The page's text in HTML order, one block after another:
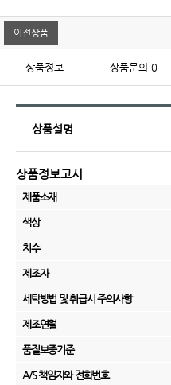
이전상품
상품정보 상품문의 0
상품설명
상품정보고시
제품소재
색상
치수
제조자
세탁방법 및 취급시 주의사항
제조연월
품질보증기준
A/S 책임자와 전화번호